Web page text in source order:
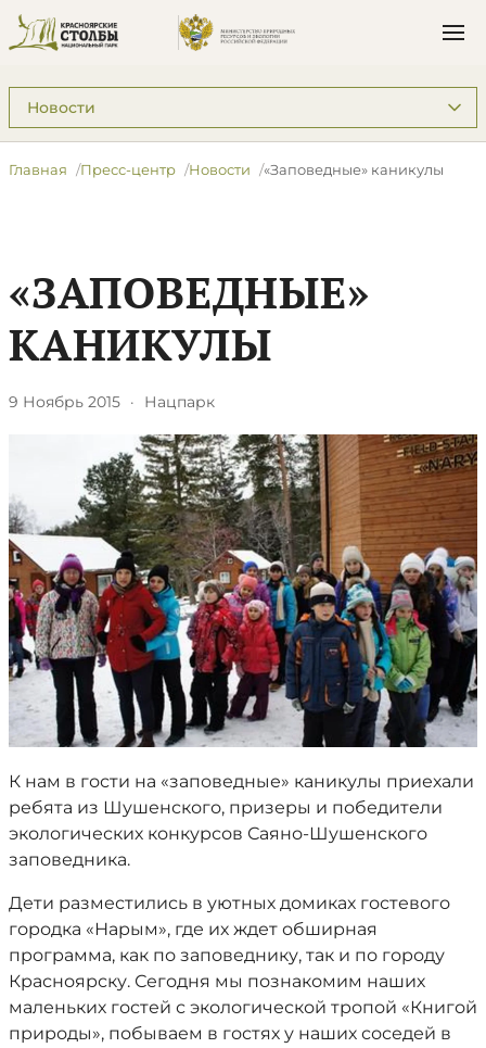
Подразделы: Пресс-центр
Главная Пресс-центр Новости «Заповедные» каникулы
«ЗАПОВЕДНЫЕ»
КАНИКУЛЫ
9 Ноябрь 2015 · Нацпарк
К нам в гости на «заповедные» каникулы приехали
ребята из Шушенского, призеры и победители
экологических конкурсов Саяно-Шушенского
заповедника.
Дети разместились в уютных домиках гостевого
городка «Нарым», где их ждет обширная
программа, как по заповеднику, так и по городу
Красноярску. Сегодня мы познакомим наших
маленьких гостей с экологической тропой «Книгой
природы», побываем в гостях у наших соседей в